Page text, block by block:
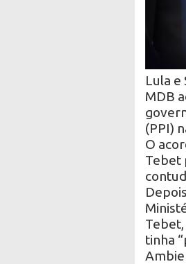
Lula e
MDB
(PPI)
O
Tebet
tinha